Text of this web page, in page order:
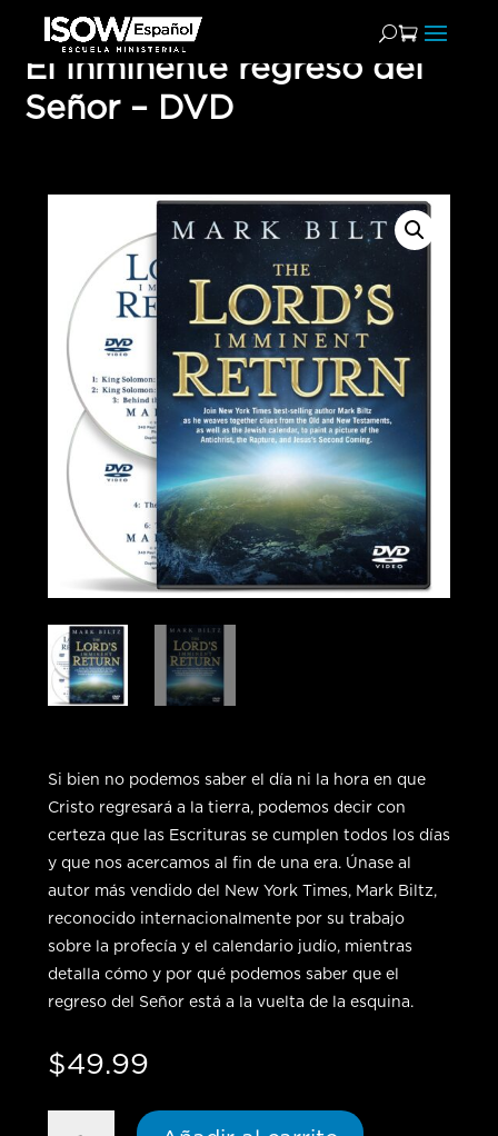
El inminente regreso del
Señor – DVD
Si bien no podemos saber el día ni la hora en que
Cristo regresará a la tierra, podemos decir con
certeza que las Escrituras se cumplen todos los días
y que nos acercamos al fin de una era. Únase al
autor más vendido del New York Times, Mark Biltz,
reconocido internacionalmente por su trabajo
sobre la profecía y el calendario judío, mientras
detalla cómo y por qué podemos saber que el
regreso del Señor está a la vuelta de la esquina.
$49.99